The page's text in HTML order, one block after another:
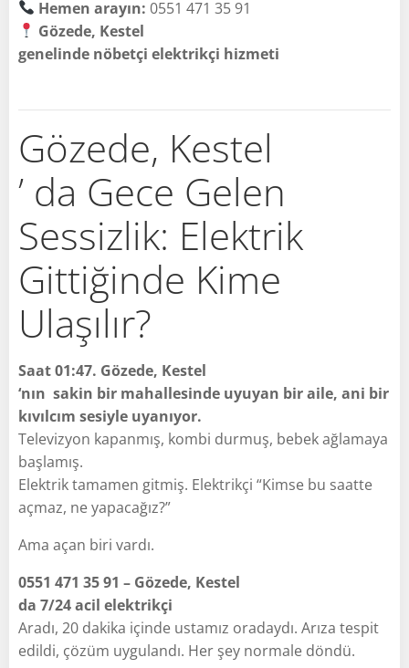
Hemen arayın: 0551 471 35 91
Gözede, Kestel
genelinde nöbetçi elektrikçi hizmeti
Gözede, Kestel
’ da Gece Gelen
Sessizlik: Elektrik
Gittiğinde Kime
Ulaşılır?
Saat 01:47. Gözede, Kestel
‘nın sakin bir mahallesinde uyuyan bir aile, ani bir
kıvılcım sesiyle uyanıyor.
Televizyon kapanmış, kombi durmuş, bebek ağlamaya
başlamış.
Elektrik tamamen gitmiş. Elektrikçi “Kimse bu saatte
açmaz, ne yapacağız?”
Ama açan biri vardı.
0551 471 35 91 – Gözede, Kestel
da 7/24 acil elektrikçi
Aradı, 20 dakika içinde ustamız oradaydı. Arıza tespit
edildi, çözüm uygulandı. Her şey normale döndü.